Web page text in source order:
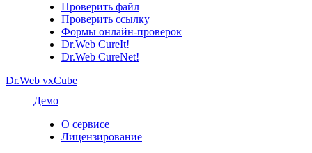
Проверить файл
Проверить ссылку
Формы онлайн-проверок
Dr.Web CureIt!
Dr.Web CureNet!
Dr.Web vxCube
Демо
О сервисе
Лицензирование